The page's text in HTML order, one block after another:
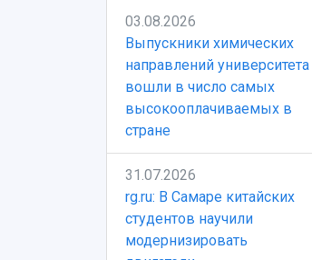
03.08.2026
Выпускники химических
направлений университета
вошли в число самых
высокооплачиваемых в
стране
31.07.2026
rg.ru: В Самаре китайских
студентов научили
модернизировать